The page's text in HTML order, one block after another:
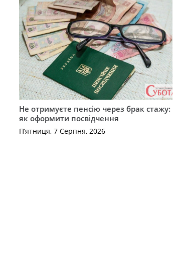
Не отримуєте пенсію через брак стажу:
як оформити посвідчення
П’ятниця, 7 Серпня, 2026